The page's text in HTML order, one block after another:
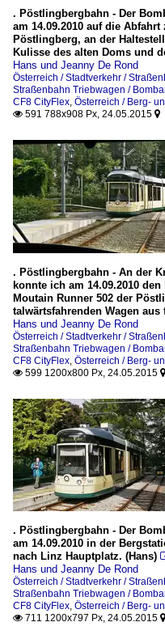
. Pöstlingbergbahn - Der
am 14.09.2010 auf die
Pöstlingberg, an der
Kulisse des alten Doms und
Hans und Jeanny De Rond
Österreich / Stadtverkehr /
Straßenbahn Triebwagen /
CF8 CityFlex Österreich / Berg-
 591 788x908 Px, 24.05.2015 
. Pöstlingbergbahn - An der
konnte ich am 14.09.2010
Moutain Runner 502 der
talwärtsfahrenden Wagen aus
Hans und Jeanny De Rond
Österreich / Stadtverkehr /
Straßenbahn Triebwagen /
CF8 CityFlex Österreich / Berg-
 599 1200x800 Px, 24.05.2015 
. Pöstlingbergbahn - Der
am 14.09.2010 in der
nach Linz Hauptplatz. (Hans)
Hans und Jeanny De Rond
Österreich / Stadtverkehr /
Straßenbahn Triebwagen /
CF8 CityFlex Österreich / Berg-
 711 1200x797 Px, 24.05.2015 